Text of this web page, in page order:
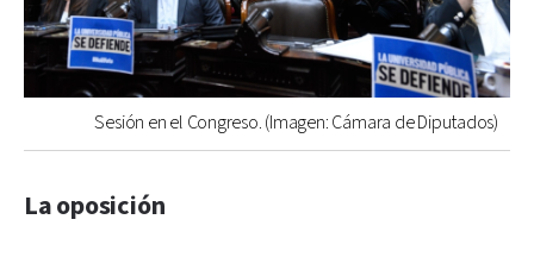
Sesión en el Congreso. (Imagen: Cámara de Diputados)
La oposición